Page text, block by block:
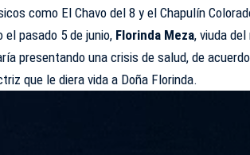
como El Chavo del 8 y el Chapulín
el pasado 5 de junio, Florinda Meza, viuda
presentando una crisis de salud, de
que le diera vida a Doña Florinda.